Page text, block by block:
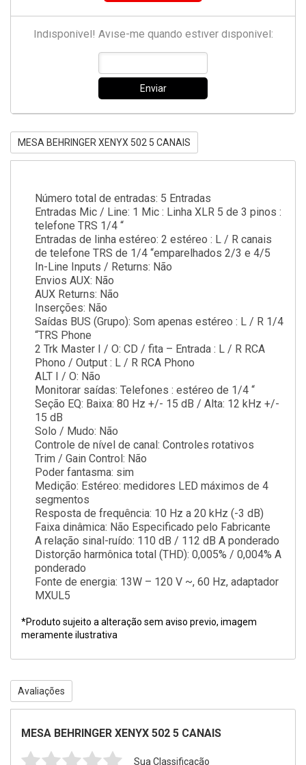
Indisponível! Avise-me quando estiver disponível:
Enviar
MESA BEHRINGER XENYX 502 5 CANAIS
Número total de entradas: 5 Entradas
Entradas Mic / Line: 1 Mic : Linha XLR 5 de 3 pinos :
telefone TRS 1/4 “
Entradas de linha estéreo: 2 estéreo : L / R canais
de telefone TRS de 1/4 “emparelhados 2/3 e 4/5
In-Line Inputs / Returns: Não
Envios AUX: Não
AUX Returns: Não
Inserções: Não
Saídas BUS (Grupo): Som apenas estéreo : L / R 1/4
“TRS Phone
2 Trk Master I / O: CD / fita – Entrada : L / R RCA
Phono / Output : L / R RCA Phono
ALT I / O: Não
Monitorar saídas: Telefones : estéreo de 1/4 “
Seção EQ: Baixa: 80 Hz +/- 15 dB / Alta: 12 kHz +/-
15 dB
Solo / Mudo: Não
Controle de nível de canal: Controles rotativos
Trim / Gain Control: Não
Poder fantasma: sim
Medição: Estéreo: medidores LED máximos de 4
segmentos
Resposta de frequência: 10 Hz a 20 kHz (-3 dB)
Faixa dinâmica: Não Especificado pelo Fabricante
A relação sinal-ruído: 110 dB / 112 dB A ponderado
Distorção harmônica total (THD): 0,005% / 0,004% A
ponderado
Fonte de energia: 13W – 120 V ~, 60 Hz, adaptador
MXUL5
*Produto sujeito a alteração sem aviso previo, imagem
meramente ilustrativa
Avaliações
MESA BEHRINGER XENYX 502 5 CANAIS
Sua Classificação